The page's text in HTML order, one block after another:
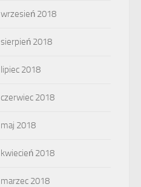
wrzesień 2018
sierpień 2018
lipiec 2018
czerwiec 2018
maj 2018
kwiecień 2018
marzec 2018